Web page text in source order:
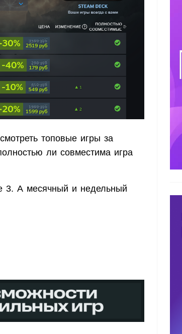
топовые игры за
ли совместима игра
3. А месячный и недельный